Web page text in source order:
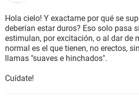
Hola cielo! Y exactame por qué se
deberían estar duros? Eso solo pasa
estimulan, por excitación, o al dar de
normal es el que tienen, no erectos,
llamas "suaves e hinchados".
Cuídate!